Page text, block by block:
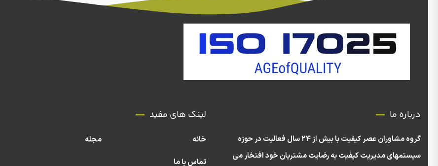
درباره ما
گروه مشاوران عصر کیفیت با بیش از 24 سال فعالیت در حوزه
سیستمهای مدیریت کیفیت به رضایت مشتریان خود افتخار می
لینک های مفید
خانه
مجله
تماس با ما